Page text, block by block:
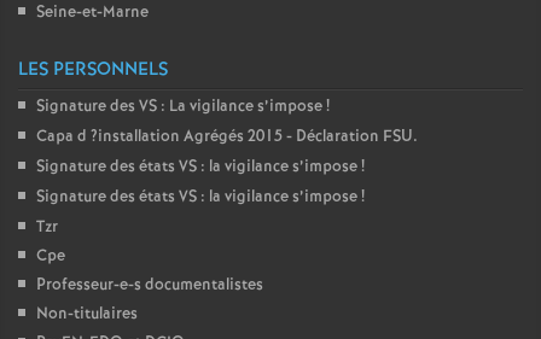
r
Seine-et-Marne
LES PERSONNELS
Signature des VS : La vigilance s’impose!
Capa d ?installation Agrégés 2015 - Déclaration FSU.
Signature des états VS : la vigilance s’impose!
Signature des états VS : la vigilance s’impose!
Tzr
Cpe
Professeur-e-s documentalistes
Non-titulaires